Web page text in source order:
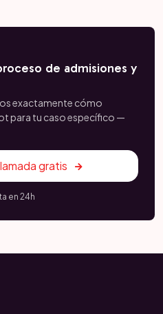
de admisiones y
exactamente cómo
para tu caso específico —
gratis
en 24h